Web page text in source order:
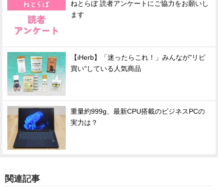
ねとらぼ 読者アンケートにご協力をお願いし
ます
【iHerb】「迷ったらこれ！」みんなが"リピ
買い"している人気商品
重量約999g、最新CPU搭載のビジネスPCの
実力は？
関連記事